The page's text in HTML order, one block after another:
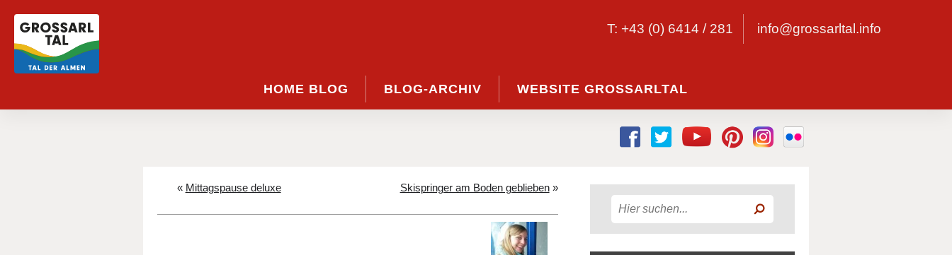
T: +43 (0) 6414 / 281 info@grossarltal.info
HOME BLOG BLOG-ARCHIV WEBSITE GROSSARLTAL
« Mittagspause deluxe Skispringer am Boden geblieben»